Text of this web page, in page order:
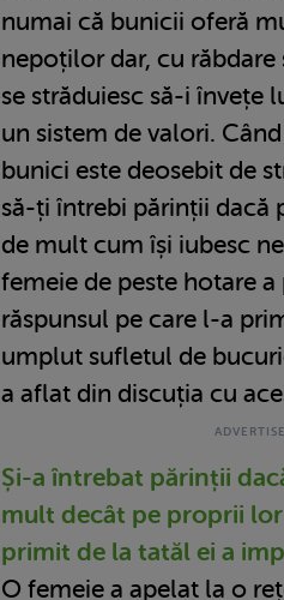
numai că bunicii oferă
nepoților dar, cu
se străduiesc să-i învețe
un sistem de valori.
bunici este deosebit de
să-ți întrebi părinții dacă
de mult cum își iubesc
femeie de peste hotare
răspunsul pe care l-a
umplut sufletul de
a aflat din discuția cu
Și-a întrebat părinții
mult decât pe proprii
primit de la tatăl ei a
O femeie a apelat la o